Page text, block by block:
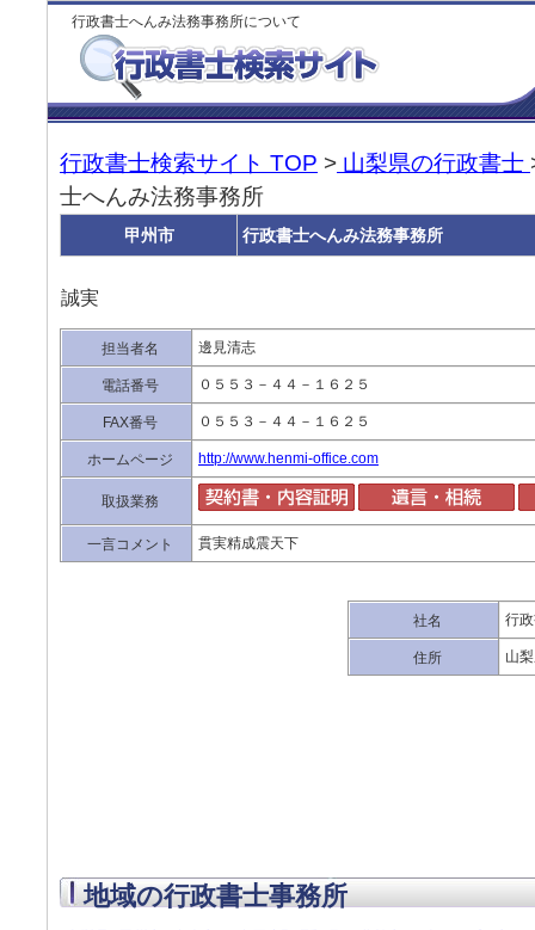
行政書士へんみ法務事務所について
行政書士検索サイト TOP > 山梨県の行政書士
士へんみ法務事務所
甲州市 行政書士へんみ法務事務所
誠実
担当者名 邊見清志
電話番号 ０５５３－４４－１６２５
FAX番号 ０５５３－４４－１６２５
ホームページ http://www.henmi-office.com
取扱業務
一言コメント 貫実精成震天下
社名 行
住所 山
地域の行政書士事務所